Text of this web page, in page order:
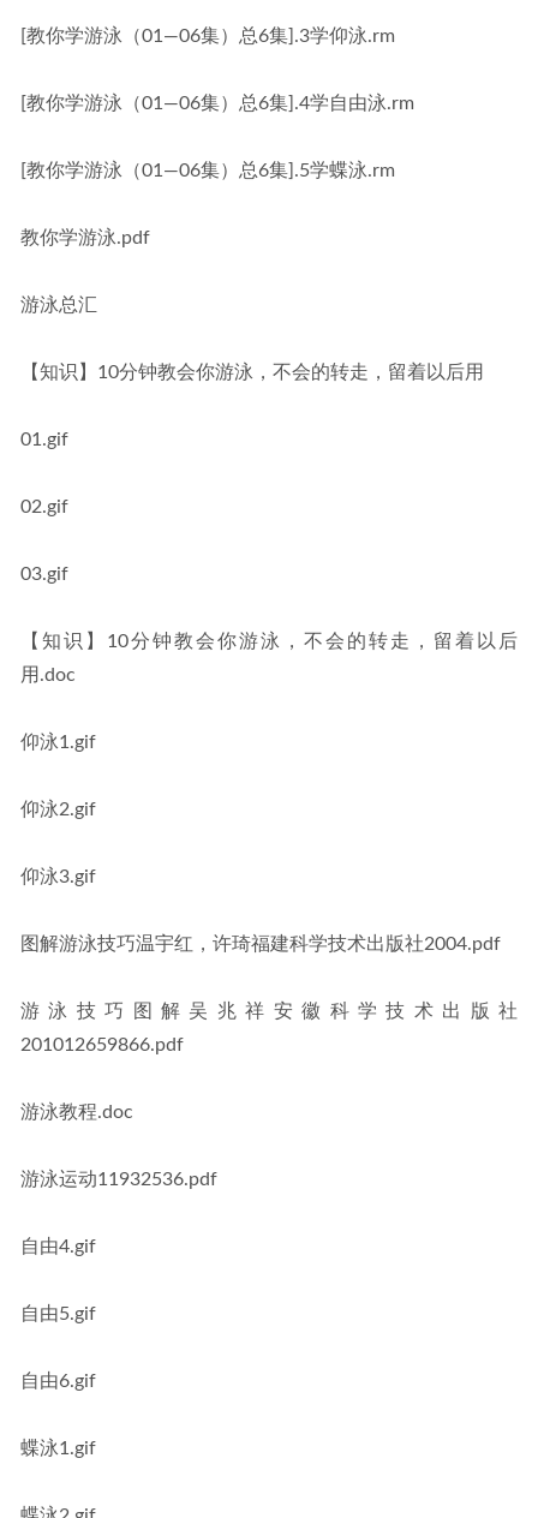
[教你学游泳（01—06集）总6集].3学仰泳.rm
[教你学游泳（01—06集）总6集].4学自由泳.rm
[教你学游泳（01—06集）总6集].5学蝶泳.rm
教你学游泳.pdf
游泳总汇
【知识】10分钟教会你游泳，不会的转走，留着以后用
01.gif
02.gif
03.gif
【知识】10分钟教会你游泳，不会的转走，留着以后
用.doc
仰泳1.gif
仰泳2.gif
仰泳3.gif
图解游泳技巧温宇红，许琦福建科学技术出版社2004.pdf
游泳技巧图解吴兆祥安徽科学技术出版社
201012659866.pdf
游泳教程.doc
游泳运动11932536.pdf
自由4.gif
自由5.gif
自由6.gif
蝶泳1.gif